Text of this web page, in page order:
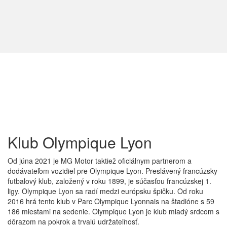
Klub Olympique Lyon
Od júna 2021 je MG Motor taktiež oficiálnym partnerom a
dodávateľom vozidiel pre Olympique Lyon. Preslávený francúzsky
futbalový klub, založený v roku 1899, je súčasťou francúzskej 1.
ligy. Olympique Lyon sa radí medzi európsku špičku. Od roku
2016 hrá tento klub v Parc Olympique Lyonnais na štadióne s 59
186 miestami na sedenie. Olympique Lyon je klub mladý srdcom s
dôrazom na pokrok a trvalú udržateľnosť.